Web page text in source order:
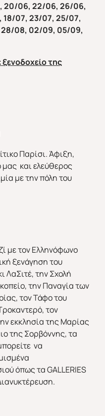
20/06, 22/06, 26/06,
07, 23/07, 25/07,
08, 02/09, 05/09,
της
Παρίσι. Άφιξη,
μας και ελεύθερος
με την πόλη του
με τον Ελληνόφωνο
ξενάγηση του
ΛαΣιτέ, την Σχολή
την Παναγία των
τον Τάφο του
τον
εκκλησία της Μαρίας
της Σορβόννης, τα
να
όπως τα GALLERIES